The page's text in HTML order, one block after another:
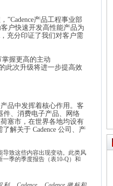
”Cadence产品工程事业部
户快速开发高性能产品为
充分印证了我们对客户需
握更高的主动
此次升级将进一步提高效
品中发挥着核心作用。客
件、消费电子产品、网络
塞市，在世界各地均设有
了解关于 Cadence 公司、产
导致这些内容出现变动。此类风
一季的季度报告（表10-Q）和